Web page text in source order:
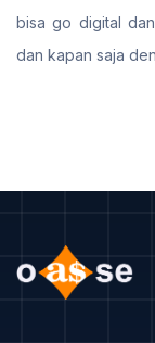
bisa go digital
dan kapan saja